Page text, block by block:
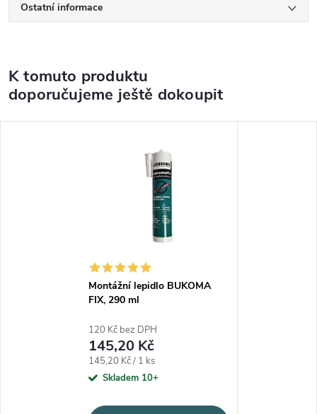
Ostatní informace
K tomuto produktu
doporučujeme ještě dokoupit
Montážní lepidlo BUKOMA
FIX, 290 ml
120 Kč bez DPH
145,20 Kč
Měrná cena:
145,20 Kč / 1 ks
Skladem 10+